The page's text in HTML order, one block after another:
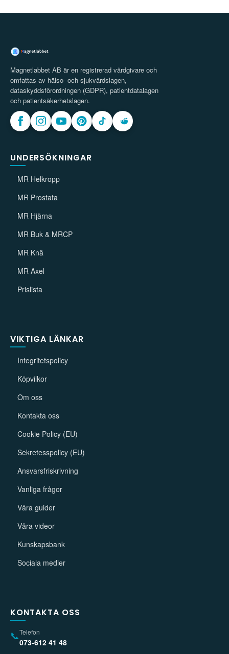
Magnetlabbet AB är en registrerad vårdgivare och
omfattas av hälso- och sjukvårdslagen,
dataskyddsförordningen (GDPR), patientdatalagen
och patientsäkerhetslagen.
UNDERSÖKNINGAR
MR Helkropp
MR Prostata
MR Hjärna
MR Buk & MRCP
MR Knä
MR Axel
Prislista
VIKTIGA LÄNKAR
Integritetspolicy
Köpvilkor
Om oss
Kontakta oss
Cookie Policy (EU)
Sekretesspolicy (EU)
Ansvarsfriskrivning
Vanliga frågor
Våra guider
Våra videor
Kunskapsbank
Sociala medier
KONTAKTA OSS
📞Telefon
073-612 41 48